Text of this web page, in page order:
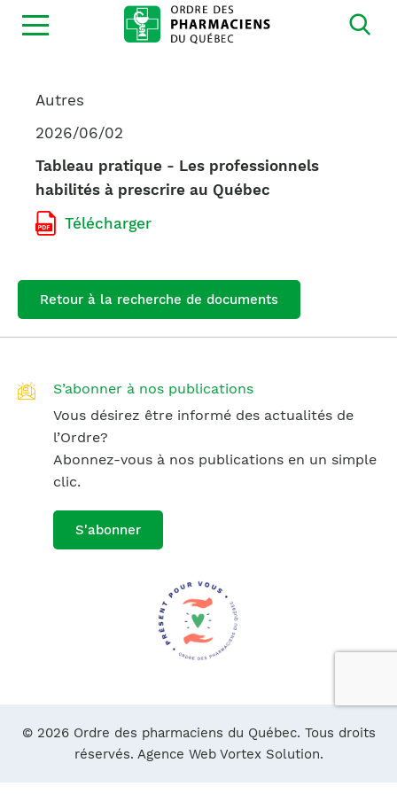
Ouvrir
la
Autres
2026/06/02
Tableau pratique - Les professionnels
habilités à prescrire au Québec
Télécharger
Retour à la recherche de documents
S’abonner à nos publications
Vous désirez être informé des actualités de
l’Ordre?
Abonnez-vous à nos publications en un simple
clic.
S'abonner
© 2026 Ordre des pharmaciens du Québec. Tous droits
réservés. Agence Web Vortex Solution.